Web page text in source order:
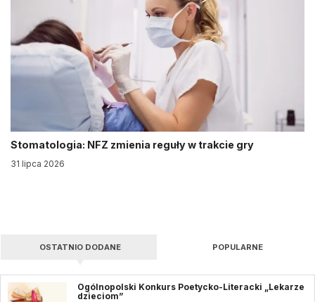
Stomatologia: NFZ zmienia reguły w trakcie gry
31 lipca 2026
OSTATNIO DODANE POPULARNE
Ogólnopolski Konkurs Poetycko-Literacki „Lekarze
dzieciom”